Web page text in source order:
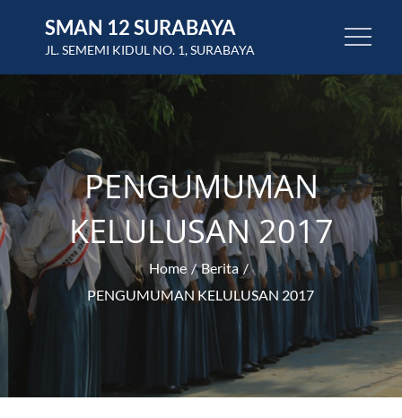
SMAN 12 SURABAYA
JL. SEMEMI KIDUL NO. 1, SURABAYA
PENGUMUMAN
KELULUSAN 2017
Home
Berita
PENGUMUMAN KELULUSAN 2017